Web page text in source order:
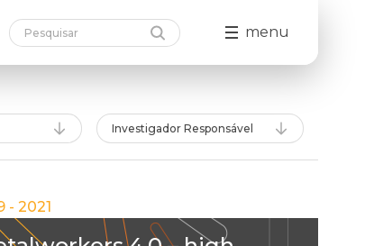
menu
Investigador Responsável
- 2021